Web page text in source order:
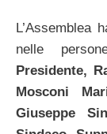
L’Assemblea
nelle
Presidente,
Mosconi
Giuseppe